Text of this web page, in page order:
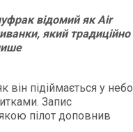
відомий як Air
який традиційно
він підіймається у небо
Запис
пілот доповнив